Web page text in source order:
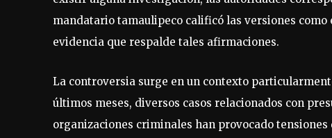
mandatario tamaulipeco calificó las versiones
evidencia que respalde tales afirmaciones.
La controversia surge en un contexto
últimos meses, diversos casos relacionados con
organizaciones criminales han provocado